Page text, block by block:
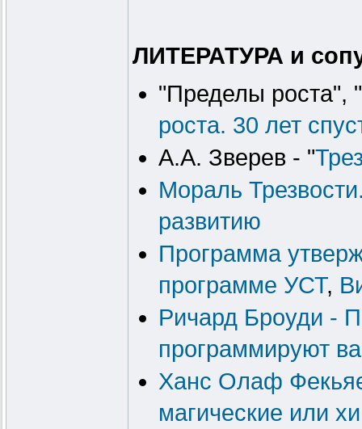
ЛИТЕРАТУРА и
"Пределы роста",
роста. 30 лет
А.А. Зверев - "
Мораль
развитию
Программа
программе УСТ,
Ричард Броуди -
программируют
Ханс Олаф
магические или